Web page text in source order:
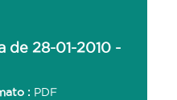
de 28-01-2010 -
: PDF